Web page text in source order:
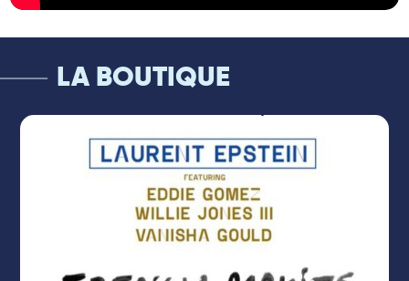
concevoir un projet à la mesure de ses
mieux se connaître et va peu à peu se
dessiner un album qui revisite les grandes
mélodies du cinéma français. Après
réflexion et explorations, se révèle une liste
de films et de bandes originales qui en
nous content l’histoire : de Duvivier à
Lelouch, de Tati à Truffaut, ou Caro et
Jeunet, portés par les compositions de Van
Parys, Delerue, de Roubaix, Sarde, Rezvani
LA BOUTIQUE